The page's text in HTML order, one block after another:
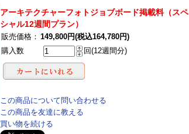
アーキテクチャーフォトジョブボード掲載料（スペ
シャル12週間プラン）
販売価格： 149,800円(税込164,780円)
購入数
回(12週間分)
この商品について問い合わせる
この商品を友達に教える
買い物を続ける